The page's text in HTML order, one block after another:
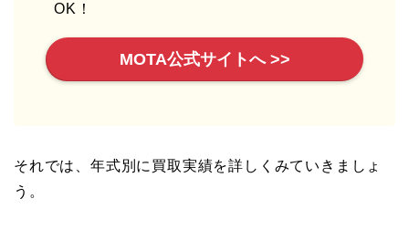
OK！
MOTA公式サイトへ >>
それでは、年式別に買取実績を詳しくみていきましょ
う。